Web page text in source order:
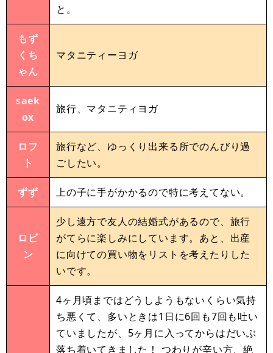
と。
もず
くち
ゃん
マタニティーヨガ
saek
ox
旅行、マタニティヨガ
ロフ
ト
旅行など、ゆっくり出来る所でのんびり過
ごしたい。
ずず 上の子に手がかかるので特に考えてない。
ロビ
ン
少し遠方で友人の結婚式があるので、旅行
がてらに楽しみにしています。あと、出産
に向けての買い物をリストを考えたりした
いです。
4ヶ月頃まではどうしようもないくらい気持
ち悪くて、多いときは1日に6回も7回も吐い
ていましたが、5ヶ月に入ってからはだいぶ
落ち着いてきました！ つわりが辛い方、絶